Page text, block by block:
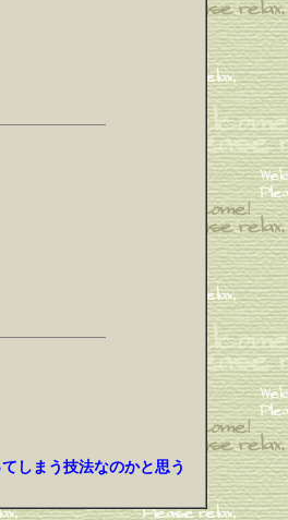
しまう技法なのかと思う